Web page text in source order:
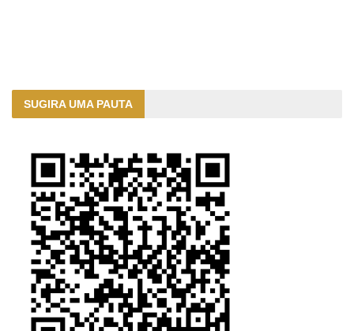
SUGIRA UMA PAUTA